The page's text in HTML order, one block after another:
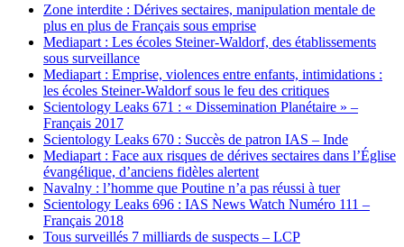
Zone interdite : Dérives sectaires, manipulation mentale de
plus en plus de Français sous emprise
Mediapart : Les écoles Steiner-Waldorf, des établissements
sous surveillance
Mediapart : Emprise, violences entre enfants, intimidations :
les écoles Steiner-Waldorf sous le feu des critiques
Scientology Leaks 671 : « Dissemination Planétaire » –
Français 2017
Scientology Leaks 670 : Succès de patron IAS – Inde
Mediapart : Face aux risques de dérives sectaires dans l’Église
évangélique, d’anciens fidèles alertent
Navalny : l’homme que Poutine n’a pas réussi à tuer
Scientology Leaks 696 : IAS News Watch Numéro 111 –
Français 2018
Tous surveillés 7 milliards de suspects – LCP